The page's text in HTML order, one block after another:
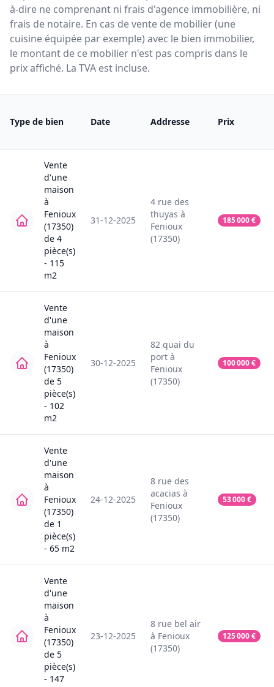
à-dire ne comprenant ni frais d'agence immobilière, ni
frais de notaire. En cas de vente de mobilier (une
cuisine équipée par exemple) avec le bien immobilier,
le montant de ce mobilier n'est pas compris dans le
prix affiché. La TVA est incluse.
Type de bien Date Addresse Prix
Vente
d'une
maison
à
Fenioux
(17350)
de 4
pièce(s)
- 115
m2
31-12-2025
4 rue des
thuyas à
Fenioux
(17350)
185 000€
Vente
d'une
maison
à
Fenioux
(17350)
de 5
pièce(s)
- 102
m2
30-12-2025
82 quai du
port à
Fenioux
(17350)
100 000€
Vente
d'une
maison
à
Fenioux
(17350)
de 1
pièce(s)
- 65 m2
24-12-2025
8 rue des
acacias à
Fenioux
(17350)
53 000€
Vente
d'une
maison
à
Fenioux
(17350)
de 5
pièce(s)
- 147
23-12-2025
8 rue bel air
à Fenioux
(17350)
125 000€